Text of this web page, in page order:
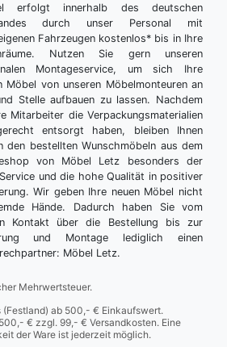
erfolgt innerhalb des deutschen
durch unser Personal mit
Fahrzeugen kostenlos* bis in Ihre
Nutzen Sie gern unseren
Montageservice, um sich Ihre
Möbel von unseren Möbelmonteuren an
Stelle aufbauen zu lassen. Nachdem
Mitarbeiter die Verpackungsmaterialien
entsorgt haben, bleiben Ihnen
den bestellten Wunschmöbeln aus dem
von Möbel Letz besonders der
und die hohe Qualität in positiver
Wir geben Ihre neuen Möbel nicht
Hände. Dadurch haben Sie vom
Kontakt über die Bestellung bis zur
und Montage lediglich einen
Möbel Letz.
Mehrwertsteuer.
ab 500,- € Einkaufswert.
€ zzgl. 99,- € Versandkosten. Eine
der Ware ist jederzeit möglich.